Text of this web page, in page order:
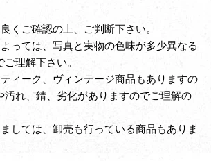
くご確認の上、ご判断下さい。
っては、写真と実物の色味が多少異なる
理解下さい。
ィーク、ヴィンテージ商品もありますの
汚れ、錆、劣化がありますのでご理解の
しては、卸売も行っている商品もありま